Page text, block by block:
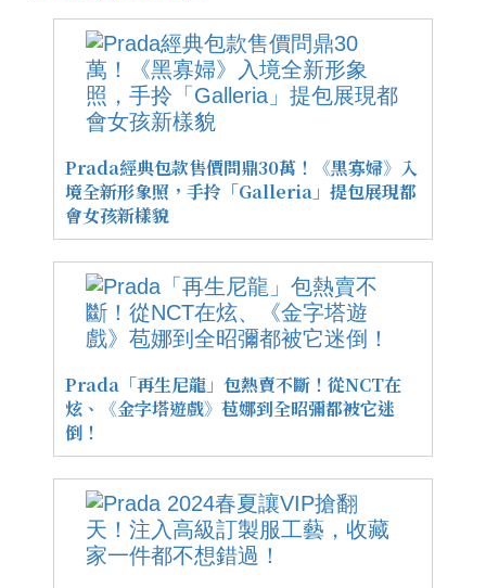
Prada經典包款售價問鼎30萬！《黑寡婦》入
境全新形象照，手拎「Galleria」提包展現都
會女孩新樣貌
Prada「再生尼龍」包熱賣不斷！從NCT在
炫、《金字塔遊戲》苞娜到全昭彌都被它迷
倒！